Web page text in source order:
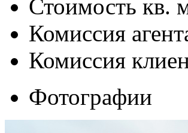
Стоимость кв.
Комиссия
Комиссия
Фотографии